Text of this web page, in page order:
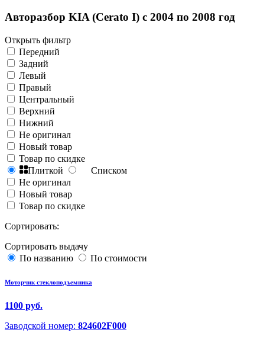
Авторазбор KIA (Cerato I) с 2004 по 2008 год
Открыть фильтр
Передний
Задний
Левый
Правый
Центральный
Верхний
Нижний
Не оригинал
Новый товар
Товар по скидке
Плиткой
Списком
Не оригинал
Новый товар
Товар по скидке
Сортировать:
Сортировать выдачу
По названию
По стоимости
Моторчик стеклоподъемника
1100 руб.
Заводской номер: 824602F000